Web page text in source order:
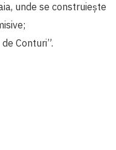
unde se construiește
Conturi”.